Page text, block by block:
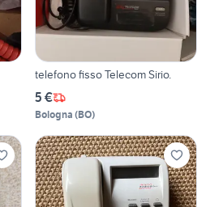
telefono fisso Telecom Sirio.
5 €
Bologna (BO)